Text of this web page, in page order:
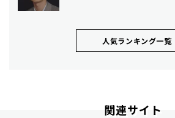
人気ランキング⼀覧
関連サイト